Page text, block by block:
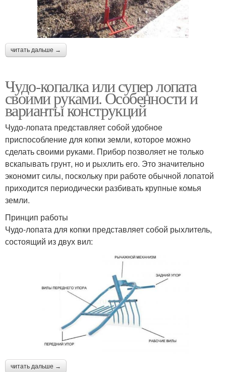
читать дальше →
Чудо-копалка или супер лопата
своими руками. Особенности и
варианты конструкций
Чудо-лопата представляет собой удобное
приспособление для копки земли, которое можно
сделать своими руками. Прибор позволяет не только
вскапывать грунт, но и рыхлить его. Это значительно
экономит силы, поскольку при работе обычной лопатой
приходится периодически разбивать крупные комья
земли.
Принцип работы
Чудо-лопата для копки представляет собой рыхлитель,
состоящий из двух вил:
читать дальше →